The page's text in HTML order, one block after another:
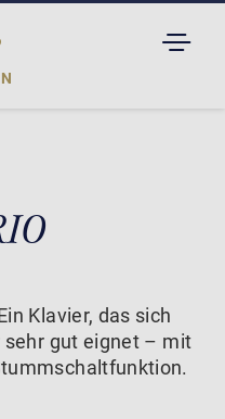
Klavier, das sich
gut eignet – mit